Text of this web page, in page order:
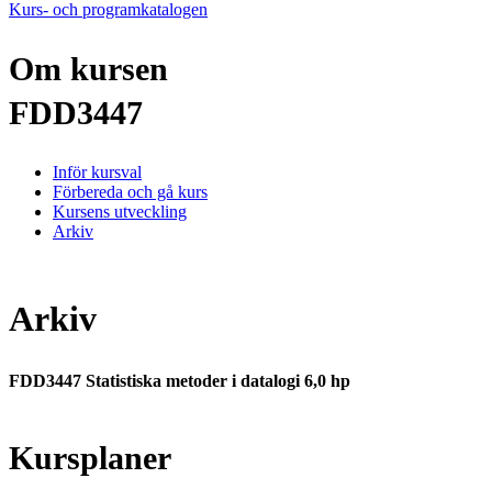
Kurs- och programkatalogen
Om kursen
FDD3447
Inför kursval
Förbereda och gå kurs
Kursens utveckling
Arkiv
Arkiv
FDD3447 Statistiska metoder i datalogi 6,0 hp
Kursplaner